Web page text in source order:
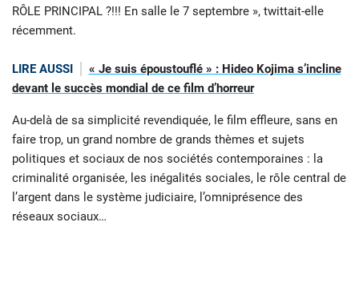
RÔLE PRINCIPAL ?!!! En salle le 7 septembre », twittait-elle
récemment.
LIRE AUSSI
« Je suis époustouflé » : Hideo Kojima s’incline
devant le succès mondial de ce film d’horreur
Au-delà de sa simplicité revendiquée, le film effleure, sans en
faire trop, un grand nombre de grands thèmes et sujets
politiques et sociaux de nos sociétés contemporaines : la
criminalité organisée, les inégalités sociales, le rôle central de
l’argent dans le système judiciaire, l’omniprésence des
réseaux sociaux…